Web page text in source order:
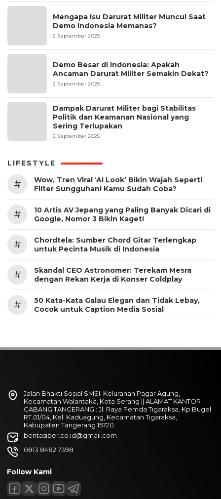
Mengapa Isu Darurat Militer Muncul Saat
Demo Indonesia Memanas?
2 September 2025
Demo Besar di Indonesia: Apakah
Ancaman Darurat Militer Semakin Dekat?
2 September 2025
Dampak Darurat Militer bagi Stabilitas
Politik dan Keamanan Nasional yang
Sering Terlupakan
2 September 2025
LIFESTYLE
#
Wow, Tren Viral ‘AI Look’ Bikin Wajah Seperti
Filter Sungguhan! Kamu Sudah Coba?
#
10 Artis AV Jepang yang Paling Banyak Dicari di
Google, Nomor 3 Bikin Kaget!
#
Chordtela: Sumber Chord Gitar Terlengkap
untuk Pecinta Musik di Indonesia
#
Skandal CEO Astronomer: Terekam Mesra
dengan Rekan Kerja di Konser Coldplay
#
50 Kata-Kata Galau Elegan dan Tidak Lebay,
Cocok untuk Caption Media Sosial
Jalan Bhakti Sosial SMSI. Kelurahan Pagar Agung,
Kecamatan Walantaka, Kota Serang || ALAMAT KANTOR
CABANG TANGERANG : Jl. Raya Pemda Tigaraksa, Kp.Bugel
RT.01/04, Kel. Kaduagung, Kecamatan Tigaraksa,
Kabupaten Tangerang 15720
beritasiber.co.id@gmail.com
0813 8482 7398
Follow Kami